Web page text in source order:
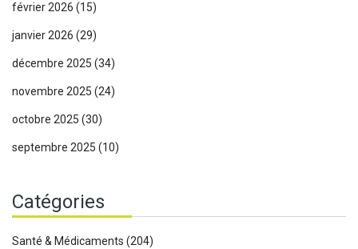
février 2026 (15)
janvier 2026 (29)
décembre 2025 (34)
novembre 2025 (24)
octobre 2025 (30)
septembre 2025 (10)
Catégories
Santé & Médicaments (204)